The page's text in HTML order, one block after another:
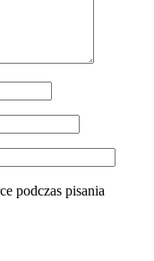
podczas pisania